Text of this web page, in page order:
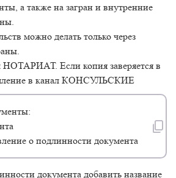
а также на загран и внутренние
можно делать только через
НОТАРИАТ. Если копия заверяется в
в канал КОНСУЛЬСКИЕ
о подлинности документа
документа добавить название